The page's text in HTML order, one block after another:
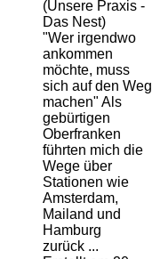
(Unsere Praxis -
Das Nest)
"Wer irgendwo
ankommen
möchte, muss
sich auf den Weg
machen" Als
gebürtigen
Oberfranken
führten mich die
Wege über
Stationen wie
Amsterdam,
Mailand und
Hamburg
zurück ...